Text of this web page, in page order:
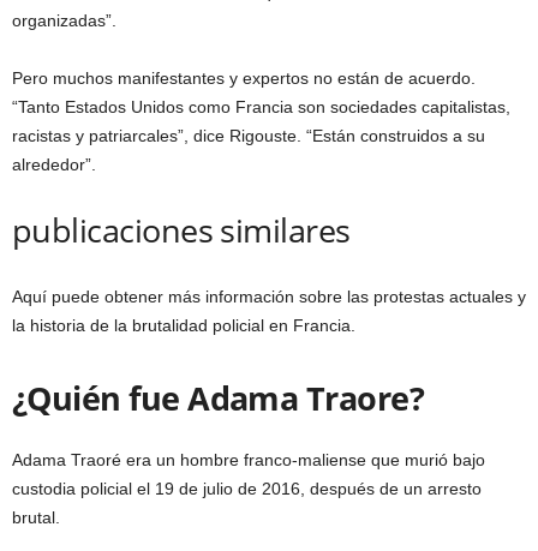
organizadas”.
Pero muchos manifestantes y expertos no están de acuerdo.
“Tanto Estados Unidos como Francia son sociedades capitalistas,
racistas y patriarcales”, dice Rigouste. “Están construidos a su
alrededor”.
publicaciones similares
Aquí puede obtener más información sobre las protestas actuales y
la historia de la brutalidad policial en Francia.
¿Quién fue Adama Traore?
Adama Traoré era un hombre franco-maliense que murió bajo
custodia policial el 19 de julio de 2016, después de un arresto
brutal.